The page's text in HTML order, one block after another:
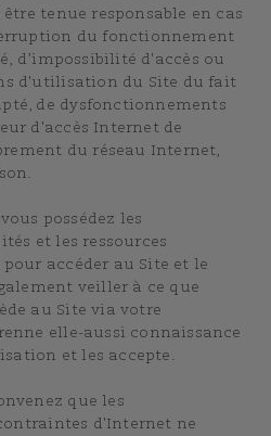
être tenue responsable en cas
du fonctionnement
d’impossibilité d'accès ou
d'utilisation du Site du fait
de dysfonctionnements
d'accès Internet de
du réseau Internet,
possédez les
et les ressources
accéder au Site et le
veiller à ce que
au Site via votre
elle-aussi connaissance
et les accepte.
que les
d'Internet ne